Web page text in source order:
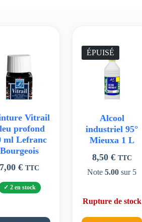
Vitrail
profond
ml Lefranc
Bourgeois
7,00€ TTC
2 en stock
ÉPUISÉ
Alcool
industriel 95°
Mieuxa 1 L
8,50 € TTC
Note5.00 sur 5
Rupture de stock